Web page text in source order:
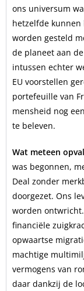
ons universum
hetzelfde kunnen
worden gesteld
de planeet aan
intussen echter
EU voorstellen
portefeuille van
mensheid nog
te beleven.
Wat meteen
was begonnen,
Deal zonder
doorgezet. Ons
worden
financiële
opwaartse
machtige
vermogens van
daar dankzij de